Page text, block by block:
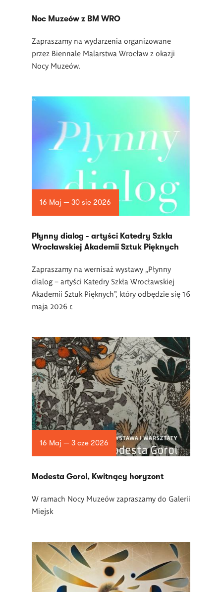
Noc Muzeów z BM WRO
Zapraszamy na wydarzenia organizowane
przez Biennale Malarstwa Wrocław z okazji
Nocy Muzeów.
16 Maj — 30 sie 2026
Płynny dialog - artyści Katedry Szkła
Wrocławskiej Akademii Sztuk Pięknych
Zapraszamy na wernisaż wystawy „Płynny
dialog – artyści Katedry Szkła Wrocławskiej
Akademii Sztuk Pięknych”, który odbędzie się 16
maja 2026 r.
16 Maj — 3 cze 2026
Modesta Gorol, Kwitnący horyzont
W ramach Nocy Muzeów zapraszamy do Galerii
Miejsk